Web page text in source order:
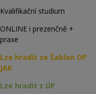
Kvalifikační studium
ONLINE i prezenčně +
praxe
Lze hradit ze Šablon OP
JAK
Lze hradit z ÚP